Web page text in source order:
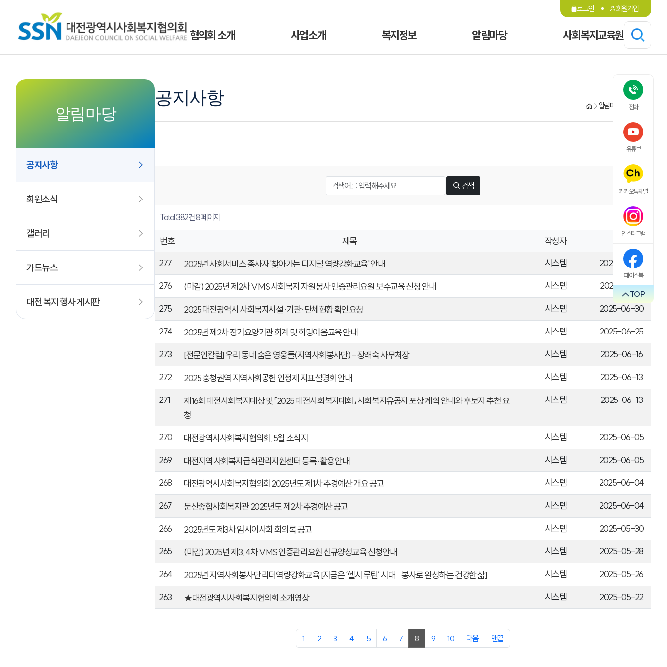
전화
유튜브
카카오톡채널
인스타그램
페이스북
TOP
로그인 회원가입
협의회 소개 사업소개 복지정보 알림마당 사회복지교육원
알림마당
공지사항
회원소식
갤러리
카드뉴스
대전 복지 행사 게시판
공지사항 알림마당 공지사항
검색
Total 382건8 페이지
번호 제목 작성자
277
2025년 사회서비스 종사자 '찾아가는 디지털 역량강화교육' 안내 시스템
2025-07-02
276
(마감) 2025년 제2차 VMS 사회복지 자원봉사 인증관리요원 보수교육 신청 안내 시스템
2025-07-01
275
2025 대전광역시 사회복지시설·기관·단체현황 확인요청 시스템
2025-06-30
274
2025년 제2차 장기요양기관 회계 및 희망이음교육 안내 시스템
2025-06-25
273
[전문인칼럼] 우리 동네 숨은 영웅들(지역사회봉사단) - 장래숙 사무처장 시스템
2025-06-16
272
2025 충청권역 지역사회공헌 인정제 지표설명회 안내 시스템
2025-06-13
271
제16회 대전사회복지대상 및 「2025 대전사회복지대회」 사회복지유공자 포상 계획 안내와 후보자 추천 요
청
시스템 2025-06-13
270 대전광역시사회복지협의회, 5월 소식지 시스템
2025-06-05
269
대전지역 사회복지급식관리지원센터 등록·활용 안내 시스템
2025-06-05
268
대전광역시사회복지협의회 2025년도 제1차 추경예산 개요 공고 시스템
2025-06-04
267
둔산종합사회복지관 2025년도 제2차 추경예산 공고 시스템
2025-06-04
266
2025년도 제3차 임시이사회 회의록 공고 시스템
2025-05-30
265
(마감) 2025년 제3, 4차 VMS 인증관리요원 신규양성교육 신청안내 시스템
2025-05-28
264
2025년 지역사회봉사단 리더역량강화교육 [지금은 ‘헬시 루틴’ 시대 – 봉사로 완성하는 건강한 삶] 시스템
2025-05-26
263
★대전광역시사회복지협의회 소개영상 시스템 2025-05-22
1 2 3 4 5 6 7 8 9 10 다음 맨끝